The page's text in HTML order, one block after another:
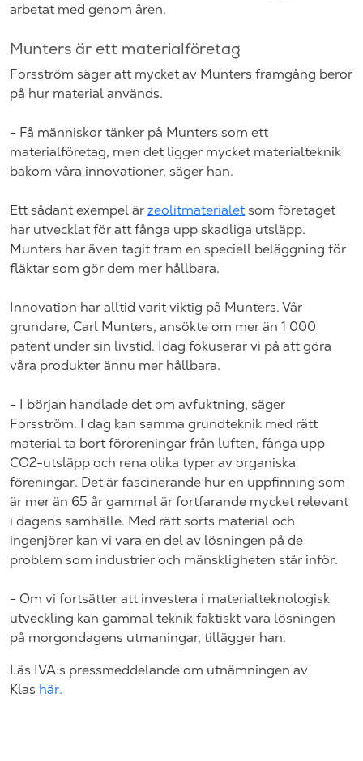
arbetat med genom åren.
Munters är ett materialföretag
Forsström säger att mycket av Munters framgång beror
på hur material används.
- Få människor tänker på Munters som ett
materialföretag, men det ligger mycket materialteknik
bakom våra innovationer, säger han.
Ett sådant exempel är zeolitmaterialet som företaget
har utvecklat för att fånga upp skadliga utsläpp.
Munters har även tagit fram en speciell beläggning för
fläktar som gör dem mer hållbara.
Innovation har alltid varit viktig på Munters. Vår
grundare, Carl Munters, ansökte om mer än 1 000
patent under sin livstid. Idag fokuserar vi på att göra
våra produkter ännu mer hållbara.
- I början handlade det om avfuktning, säger
Forsström. I dag kan samma grundteknik med rätt
material ta bort föroreningar från luften, fånga upp
CO2-utsläpp och rena olika typer av organiska
föreningar. Det är fascinerande hur en uppfinning som
är mer än 65 år gammal är fortfarande mycket relevant
i dagens samhälle. Med rätt sorts material och
ingenjörer kan vi vara en del av lösningen på de
problem som industrier och mänskligheten står inför.
- Om vi fortsätter att investera i materialteknologisk
utveckling kan gammal teknik faktiskt vara lösningen
på morgondagens utmaningar, tillägger han.
Läs IVA:s pressmeddelande om utnämningen av
Klas här.